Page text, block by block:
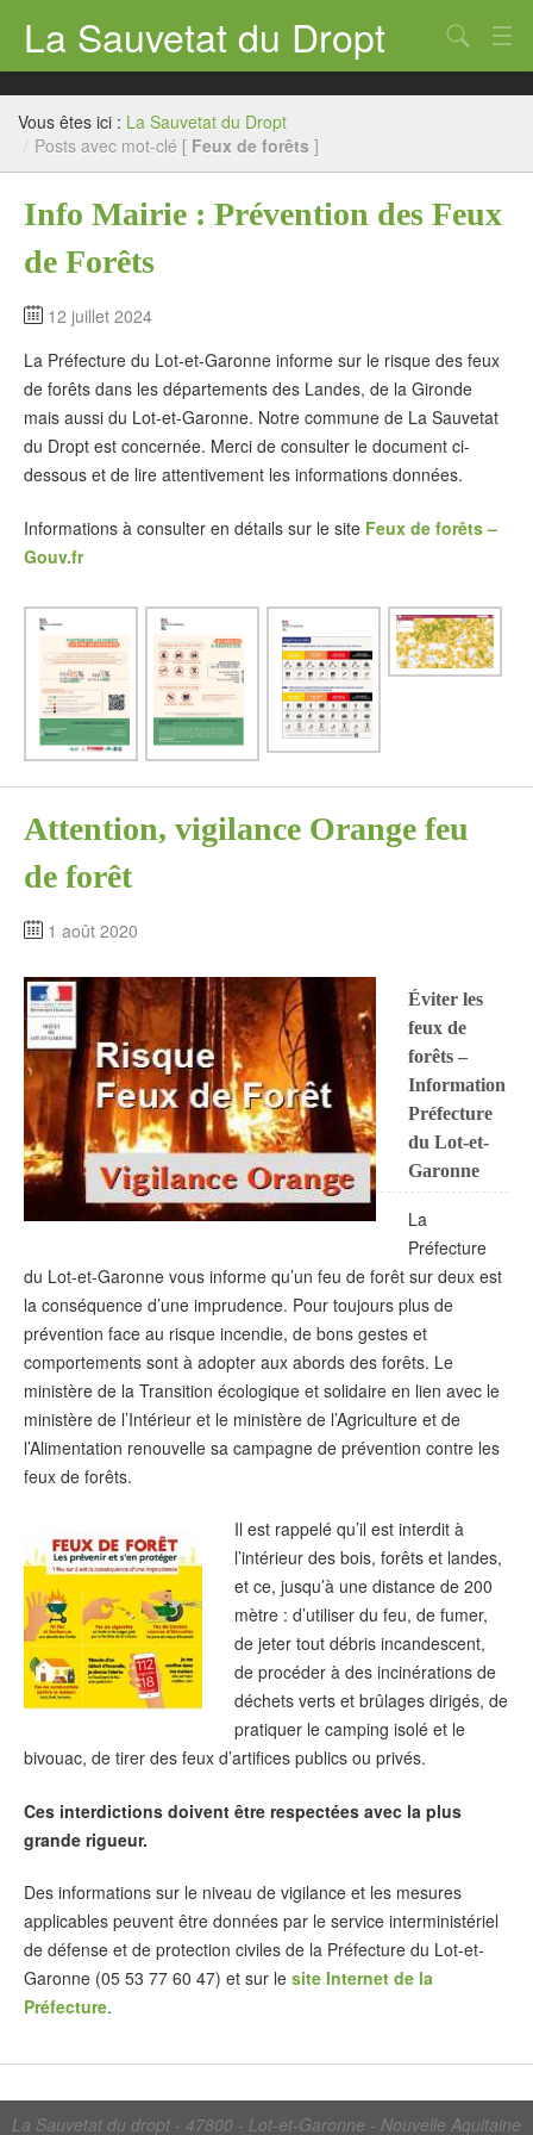
La Sauvetat du Dropt
Accueil
Mairie
Agenda 2026
Contact
Chercher
Vous êtes ici : La Sauvetat du Dropt
/ Posts avec mot-clé [ Feux de forêts ]
Info Mairie : Prévention des Feux
de Forêts
12 juillet 2024
La Préfecture du Lot-et-Garonne informe sur le risque des feux
de forêts dans les départements des Landes, de la Gironde
mais aussi du Lot-et-Garonne. Notre commune de La Sauvetat
du Dropt est concernée. Merci de consulter le document ci-
dessous et de lire attentivement les informations données.
Informations à consulter en détails sur le site Feux de forêts –
Gouv.fr
Attention, vigilance Orange feu
de forêt
1 août 2020
Éviter les
feux de
forêts –
Information
Préfecture
du Lot-et-
Garonne
La
Préfecture
du Lot-et-Garonne vous informe qu’un feu de forêt sur deux est
la conséquence d’une imprudence. Pour toujours plus de
prévention face au risque incendie, de bons gestes et
comportements sont à adopter aux abords des forêts. Le
ministère de la Transition écologique et solidaire en lien avec le
ministère de l’Intérieur et le ministère de l’Agriculture et de
l’Alimentation renouvelle sa campagne de prévention contre les
feux de forêts.
Il est rappelé qu’il est interdit à
l’intérieur des bois, forêts et landes,
et ce, jusqu’à une distance de 200
mètre : d’utiliser du feu, de fumer,
de jeter tout débris incandescent,
de procéder à des incinérations de
déchets verts et brûlages dirigés, de
pratiquer le camping isolé et le
bivouac, de tirer des feux d’artifices publics ou privés.
Ces interdictions doivent être respectées avec la plus
grande rigueur.
Des informations sur le niveau de vigilance et les mesures
applicables peuvent être données par le service interministériel
de défense et de protection civiles de la Préfecture du Lot-et-
Garonne (05 53 77 60 47) et sur le site Internet de la
Préfecture.
La Sauvetat du dropt - 47800 - Lot-et-Garonne - Nouvelle Aquitaine